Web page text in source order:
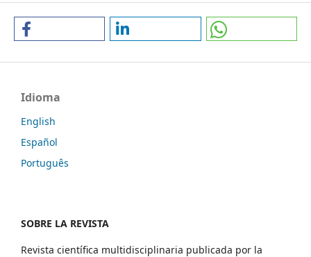
Idioma
English
Español
Português
SOBRE LA REVISTA
Revista científica multidisciplinaria publicada por la